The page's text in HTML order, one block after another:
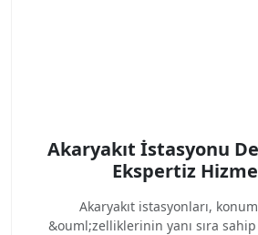
Akaryakıt İstasyonu
Ekspertiz
Akaryakıt istasyonları,
&ouml;zelliklerinin yanı sıra